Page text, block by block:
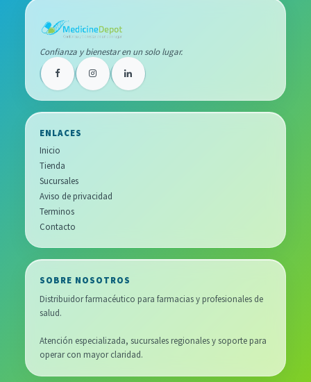
Confianza y bienestar en un solo lugar.
ENLACES
Inicio
Tienda
Sucursales
Aviso de privacidad
Terminos
Contacto
SOBRE NOSOTROS
Distribuidor farmacéutico para farmacias y profesionales de
salud.
Atención especializada, sucursales regionales y soporte para
operar con mayor claridad.